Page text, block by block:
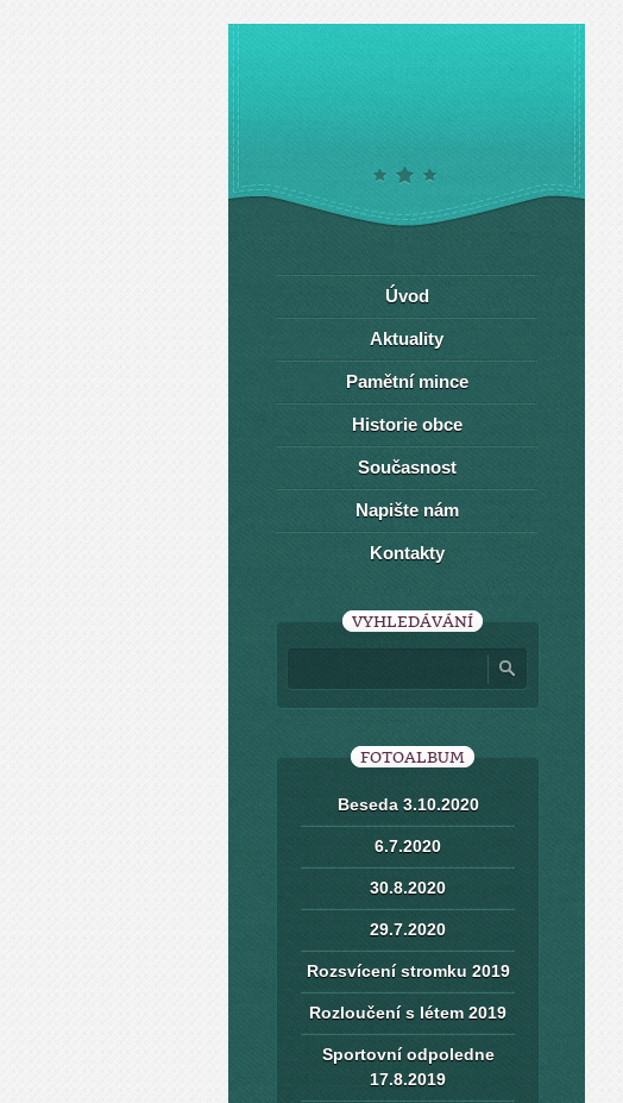
Úvod
Aktuality
Pamětní mince
Historie obce
Současnost
Napište nám
Kontakty
VYHLEDÁVÁNÍ
FOTOALBUM
Beseda 3.10.2020
6.7.2020
30.8.2020
29.7.2020
Rozsvícení stromku 2019
Rozloučení s létem 2019
Sportovní odpoledne
17.8.2019